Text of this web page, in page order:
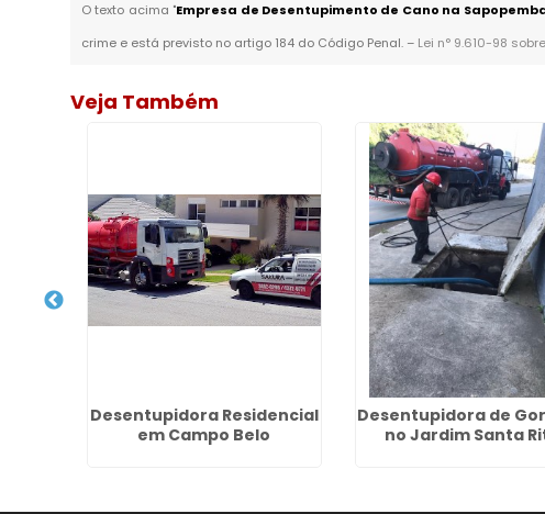
O texto acima "Empresa de Desentupimento de Cano na
crime e está previsto no artigo 184 do Código Penal. – Lei n° 9.610-98
Veja Também
Desentupidora Residencial
em Campo Belo
Desentupidora de
no Jardim Santa